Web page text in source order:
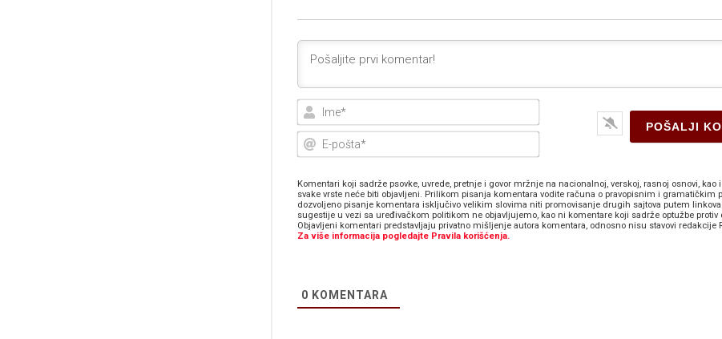
Ime*
E-
Komentari koji sadrže psovke, uvrede, pretnje i govor mržnje na nacionalnoj, verskoj, rasnoj osnovi, kao
svake vrste neće biti objavljeni. Prilikom pisanja komentara vodite računa o pravopisnim i gramatičkim
dozvoljeno pisanje komentara isključivo velikim slovima niti promovisanje drugih sajtova putem
sugestije u vezi sa uređivačkom politikom ne objavljujemo, kao ni komentare koji sadrže optužbe protiv
Objavljeni komentari predstavljaju privatno mišljenje autora komentara, odnosno nisu stavovi redakcije
Za više informacija pogledajte Pravila korišćenja.
0 KOMENTARA